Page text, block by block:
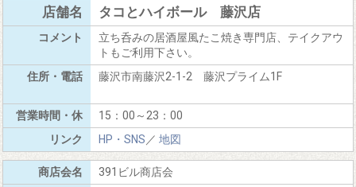
タコとハイボール 藤沢店
立ち呑みの居酒屋風たこ焼き専門店、テイクアウ
トもご利用下さい。
藤沢市南藤沢2-1-2 藤沢プライム1F
15：00～23：00
HP・SNS／ 地図
391ビル商店会